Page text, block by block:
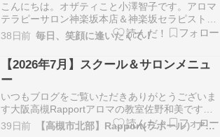
こんにちは。オザティこと小澤智子です。アロマ
テラピーサロン神楽坂本店＆神楽坂セラピスト育
成スクールの『エフェクティブタッチ』を主宰し
ています。 人気ブログランキングに参加していま
すいよいよ、あと2日。7月1日（水）に、今年一
番の大型セミナーの募集がスタートします✨今年
のテーマは…
38日前 毎日、笑顔に逢いたくて！
【2026年7月】スクール＆サロンメニュ
ー
いつもブログをご覧いただきありがとうございま
す大阪高槻Rapportアロマの教室佐野和美です
2026年7月スクール＆サロンメニュー
✧──────────────✧???? ラポールからのお
39日前 【高槻市北部】Rapport(ラポール）アロマの教室